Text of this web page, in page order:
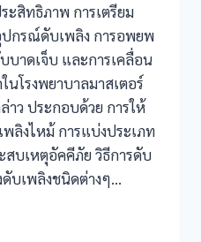
สิทธิภาพ การเตรียม
ปกรณ์ดับเพลิง การอพยพ
บาดเจ็บ และการเคลื่อน
โรงพยาบาลมาสเตอร์
าว ประกอบด้วย การให้
พลิงไหม้ การแบ่งประเภท
สบเหตุอัคคีภัย วิธีการดับ
ดับเพลิงชนิดต่างๆ…